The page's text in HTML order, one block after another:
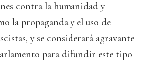
contra la humanidad y
la propaganda y el uso de
y se considerará agravante
para difundir este tipo